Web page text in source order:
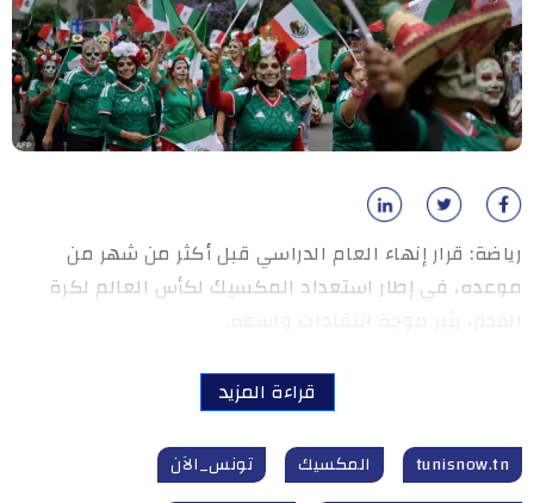
رياضة: قرار إنهاء العام الدراسي قبل أكثر من شهر من
موعده، في إطار استعداد المكسيك لكأس العالم لكرة
قراءة المزيد
tunisnow.tn المكسيك
تونس_الآن